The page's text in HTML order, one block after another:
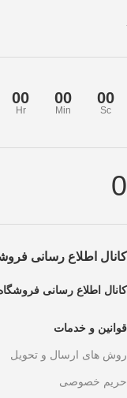
00
Hr
00
Min
00
Sc
0
کانال اطلاع رسانی
کانال اطلاع رسانی فروشگاه
قوانین و خدمات
روش های ارسال و تحویل
حریم خصوصی